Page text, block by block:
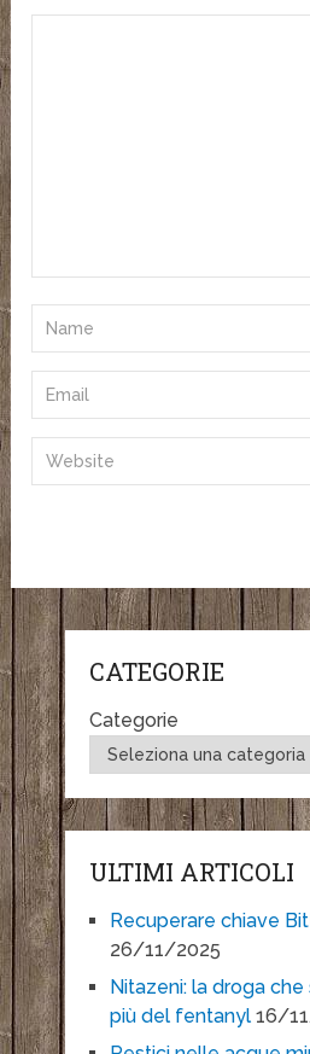
CATEGORIE
Categorie
ULTIMI ARTICOLI
Recuperare chiave
26/11/2025
Nitazeni: la droga
più del fentanyl 16/